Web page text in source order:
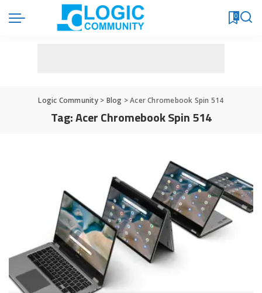
0
Logic Community> Blog >Acer Chromebook Spin 514
Tag:Acer Chromebook Spin 514